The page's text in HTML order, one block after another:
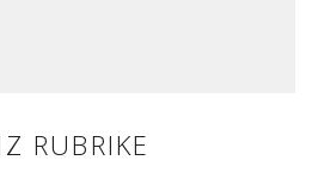
RUBRIKE